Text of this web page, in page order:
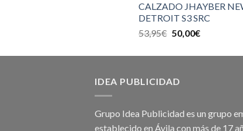
CALZADO JHAYBER
DETROIT S3 SRC
53,95€ 50,00€
IDEA PUBLICIDAD
Grupo Idea Publicidad es un grupo
establecido en Ávila con más de 17